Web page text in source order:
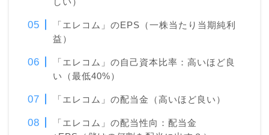
「エレコム」のEPS（一株当たり当期純利
益）
「エレコム」の自己資本比率：高いほど良
い（最低40%）
「エレコム」の配当金（高いほど良い）
「エレコム」の配当性向：配当金